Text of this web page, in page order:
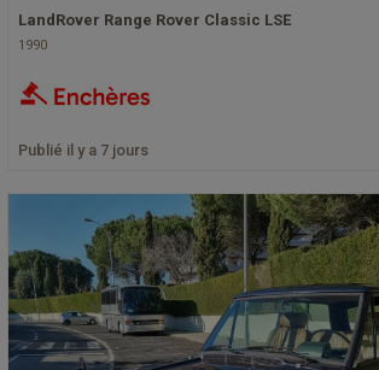
LandRover Range Rover Classic LSE
1990
Publié il y a 7 jours